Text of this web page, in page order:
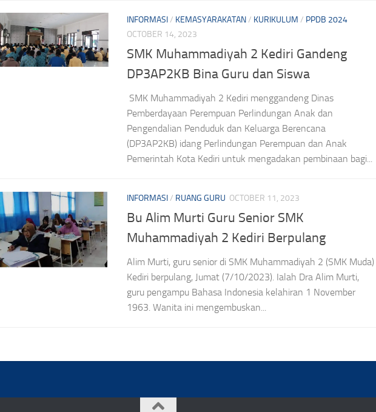
INFORMASI/ KEMASYARAKATAN/ KURIKULUM / PPDB 2024
OCTOBER 14, 2023
SMK Muhammadiyah 2 Kediri Gandeng
DP3AP2KB Bina Guru dan Siswa
SMK Muhammadiyah 2 Kediri menggandeng Dinas
Pemberdayaan Perempuan Perlindungan Anak dan
Pengendalian Penduduk dan Keluarga Berencana
(DP3AP2KB) idang Perlindungan Perempuan dan Anak
Pemerintah Kota Kediri untuk mengadakan pembinaan bagi...
INFORMASI/ RUANG GURU OCTOBER 11, 2023
Bu Alim Murti Guru Senior SMK
Muhammadiyah 2 Kediri Berpulang
Alim Murti, guru senior di SMK Muhammadiyah 2 (SMK Muda)
Kediri berpulang, Jumat (7/10/2023). Ialah Dra Alim Murti,
guru pengampu Bahasa Indonesia kelahiran 1 November
1963. Wanita ini mengembuskan...